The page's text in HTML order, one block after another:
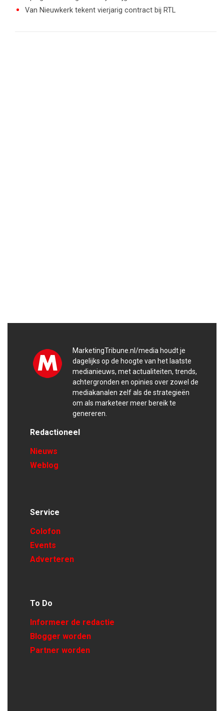
Van Nieuwkerk tekent vierjarig contract bij RTL
MarketingTribune.nl/media houdt je
dagelijks op de hoogte van het laatste
medianieuws, met actualiteiten, trends,
achtergronden en opinies over zowel de
mediakanalen zelf als de strategieën
om als marketeer meer bereik te
genereren.
Redactioneel
Nieuws
Weblog
Service
Colofon
Events
Adverteren
To Do
Informeer de redactie
Blogger worden
Partner worden